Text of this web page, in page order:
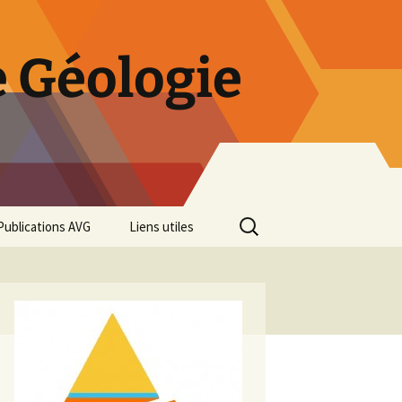
AVG
Diaporama Exposition
minéralogique AVG 2016
Liens utiles
Rechercher :